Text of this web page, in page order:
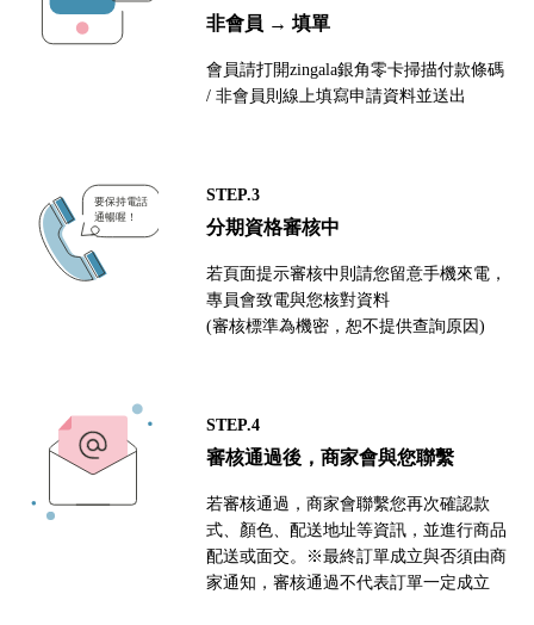
非會員 → 填單
會員請打開zingala銀角零卡掃描付款條碼
/ 非會員則線上填寫申請資料並送出
STEP.3
分期資格審核中
若頁面提示審核中則請您留意手機來電，
專員會致電與您核對資料
(審核標準為機密，恕不提供查詢原因)
STEP.4
審核通過後，商家會與您聯繫
若審核通過，商家會聯繫您再次確認款
式、顏色、配送地址等資訊，並進行商品
配送或面交。※最終訂單成立與否須由商
家通知，審核通過不代表訂單一定成立